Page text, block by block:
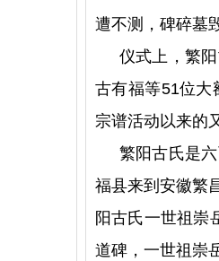
遭不测，碑碎墓
仪式上，繁
古有福等51位大
宗谱活动以来的
繁阳古氏是
福县来到安徽繁
阳古氏一世祖崇
道碑，一世祖崇